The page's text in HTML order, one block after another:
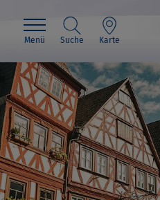
Menü Suche Karte